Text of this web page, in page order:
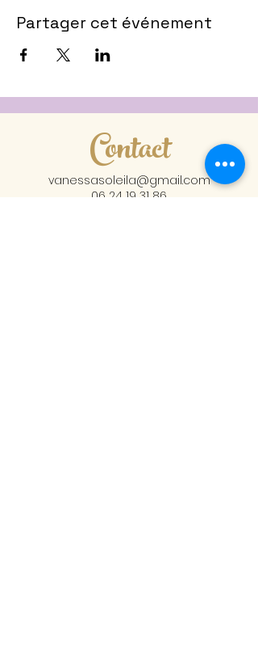
Partager cet événement
Contact
vanessasoleila@gmail.com
06 24 19 31 86